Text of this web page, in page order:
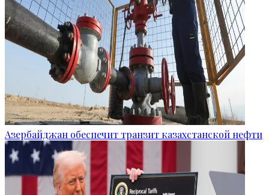
Азербайджан обеспечит транзит казахстанской нефти